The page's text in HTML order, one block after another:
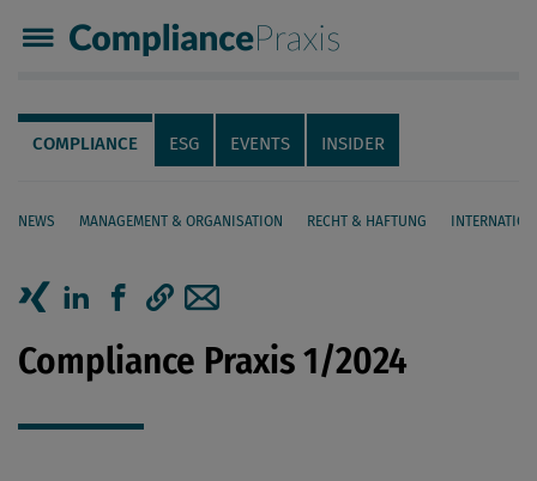
Compliance Praxis
Servicenavigation
Navigation
COMPLIANCE ESG EVENTS INSIDER
NEWS MANAGEMENT & ORGANISATION RECHT & HAFTUNG
Seiteninhalt
Artikel auf Xing teilen
Artikel auf linkedIn teilen
Artikel auf Facebook teilen
Artikellink kopieren
Artikel per Mail teilen
Compliance Praxis 1/2024